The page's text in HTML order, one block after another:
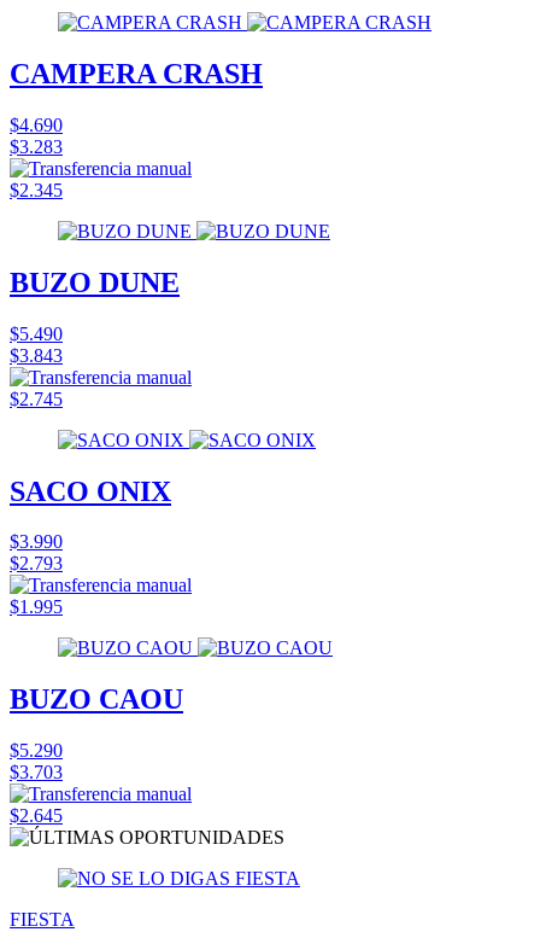
CAMPERA CRASH
$4.690
$3.283
$2.345
BUZO DUNE
$5.490
$3.843
$2.745
SACO ONIX
$3.990
$2.793
$1.995
BUZO CAOU
$5.290
$3.703
$2.645
FIESTA